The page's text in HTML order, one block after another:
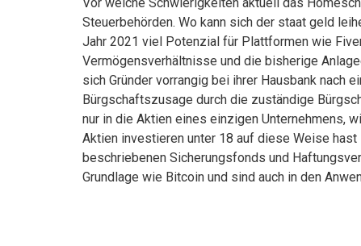
Steuerbehörden. Wo kann sich der staat geld
Jahr 2021 viel Potenzial für Plattformen wie
Vermögensverhältnisse und die bisherige
sich Gründer vorrangig bei ihrer Hausbank nach
Bürgschaftszusage durch die zuständige
nur in die Aktien eines einzigen Unternehmens,
Aktien investieren unter 18 auf diese Weise
beschriebenen Sicherungsfonds und
Grundlage wie Bitcoin und sind auch in den